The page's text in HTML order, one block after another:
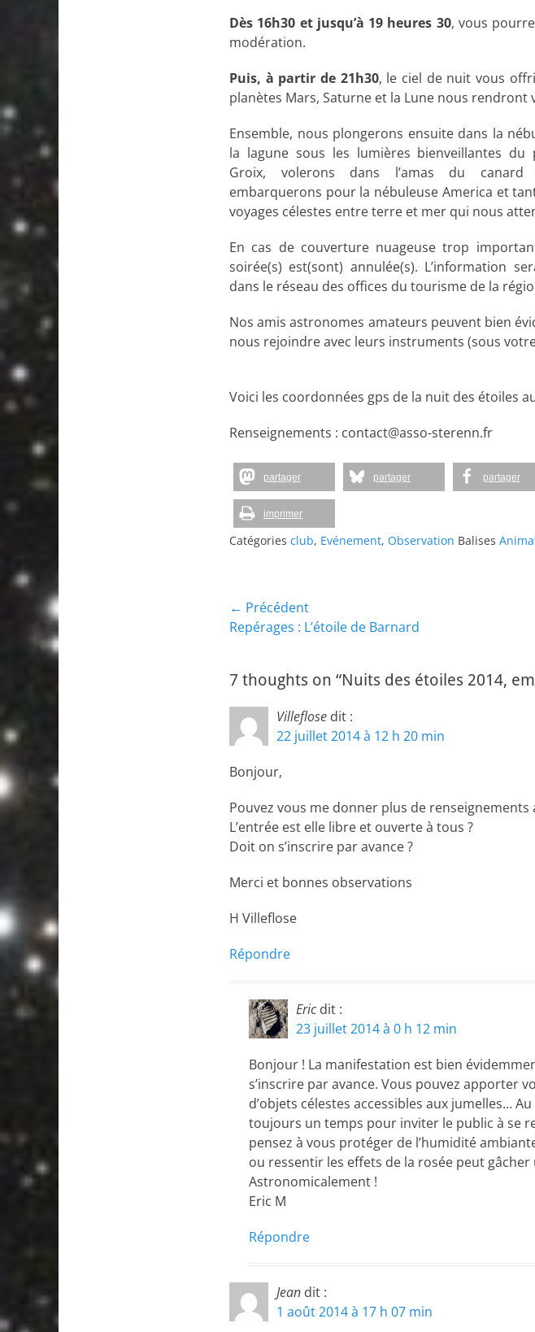
Dès 16h30 et jusqu’à 19 heures 30, vous
modération.
Puis, à partir de 21h30, le ciel de nuit vous
planètes Mars, Saturne et la Lune nous rendront
Ensemble, nous plongerons ensuite dans la
la lagune sous les lumières bienveillantes du
Groix, volerons dans l’amas du canard
embarquerons pour la nébuleuse America et
voyages célestes entre terre et mer qui nous
En cas de couverture nuageuse trop
soirée(s) est(sont) annulée(s). L’information
dans le réseau des offices du tourisme de la
Nos amis astronomes amateurs peuvent bien
nous rejoindre avec leurs instruments (sous
Voici les coordonnées gps de la nuit des étoiles
Renseignements : contact@asso-sterenn.fr
partager partager partager
imprimer
Catégories club, Evénement, Observation Balises
Navigation
de
l’article
← Précédent
Article
Repérages : L’étoile de Barnard
7 thoughts on “Nuits des étoiles 2014,
Villeflose dit :
22 juillet 2014 à 12 h 20 min
Bonjour,
Pouvez vous me donner plus de
L’entrée est elle libre et ouverte à tous ?
Doit on s’inscrire par avance ?
Merci et bonnes observations
H Villeflose
Répondre
Eric dit :
23 juillet 2014 à 0 h 12 min
Bonjour ! La manifestation est bien
s’inscrire par avance. Vous pouvez apporter
d’objets célestes accessibles aux jumelles…
toujours un temps pour inviter le public à se
pensez à vous protéger de l’humidité
ou ressentir les effets de la rosée peut
Astronomicalement !
Eric M
Répondre
Jean dit :
1 août 2014 à 17 h 07 min